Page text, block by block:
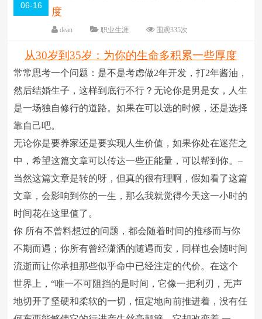
06-16
度
dean 职业生涯 围观335次
字体：大 中 小
从30岁到35岁：为你的生命多积累一些厚度
常常思考一个问题：是不是考虑做2年开发，打2年酱油，
然后结婚生子，这样到底行不行？无论你是男是女，人生
是一场独自修行的道路。如果在可以选的时候，还是选择
靠自己吧。
无论你是要养家还是要实现人生价值，如果你处在迷茫之
中，希望这篇文章可以传达一些正能量，可以帮到你。–
当然这篇文章是转的呀，但真的很有理啊，假如看了这篇
文章，会影响到你的一生，那么我就觉得今天这一小时的
时间花在这里值了。
你 所有不曾料想过的问题，都会随着时间的推移而与你
不期而遇；你所有曾经潇洒的随遇而安，同样也会随时间
流逝而让你承担那些似乎命中已经注定的代价。在这个
世界上，“唯一不可阻挡的是时间，它像一把利刃，无声
地切开了坚硬和柔软的一切，恒定地向前推进着，没有任